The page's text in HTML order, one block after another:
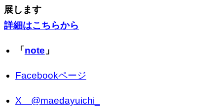
展します
詳細はこちらから
「 note 」
Facebookページ
X @maedayuichi_